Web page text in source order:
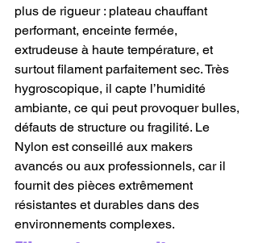
plus de rigueur : plateau chauffant
performant, enceinte fermée,
extrudeuse à haute température, et
surtout filament parfaitement sec. Très
hygroscopique, il capte l’humidité
ambiante, ce qui peut provoquer bulles,
défauts de structure ou fragilité. Le
Nylon est conseillé aux makers
avancés ou aux professionnels, car il
fournit des pièces extrêmement
résistantes et durables dans des
environnements complexes.